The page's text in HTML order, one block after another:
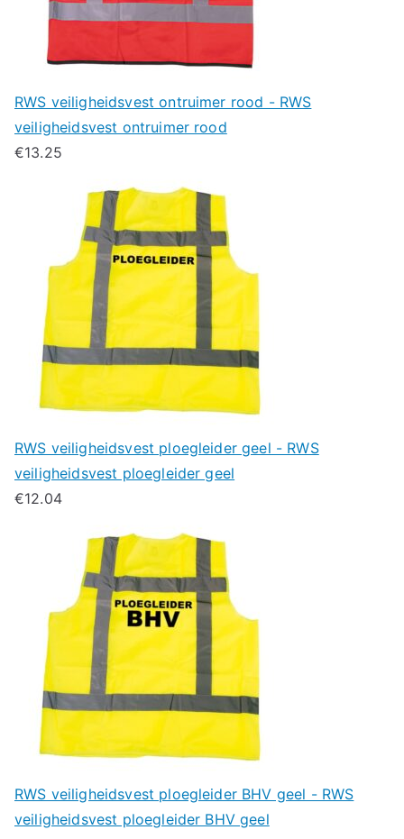
RWS veiligheidsvest ontruimer rood - RWS
veiligheidsvest ontruimer rood
€13.25
RWS veiligheidsvest ploegleider geel - RWS
veiligheidsvest ploegleider geel
€12.04
RWS veiligheidsvest ploegleider BHV geel - RWS
veiligheidsvest ploegleider BHV geel